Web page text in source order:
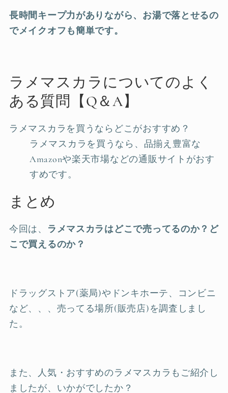
長時間キープ力がありながら、お湯で落とせるの
でメイクオフも簡単です。
ラメマスカラについてのよく
ある質問【Q＆A】
ラメマスカラを買うならどこがおすすめ？
ラメマスカラを買うなら、品揃え豊富な
Amazonや楽天市場などの通販サイトがおす
すめです。
まとめ
今回は、 ラメマスカラはどこで売ってるのか？ど
こで買えるのか？
ドラッグストア(薬局)やドンキホーテ、コンビニ
など、、、売ってる場所(販売店)を調査しまし
た。
また、人気・おすすめのラメマスカラもご紹介し
ましたが、いかがでしたか？